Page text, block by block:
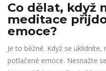
Co dělat, když
meditace
emoce?
Je to běžné. Když se
potlačené emoce. Nesnažte